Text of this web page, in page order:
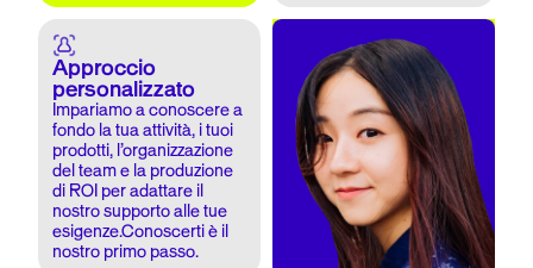
Approccio
personalizzato
Impariamo a conoscere a
fondo la tua attività, i tuoi
prodotti, l’organizzazione
del team e la produzione
di ROI per adattare il
nostro supporto alle tue
esigenze.Conoscerti è il
nostro primo passo.